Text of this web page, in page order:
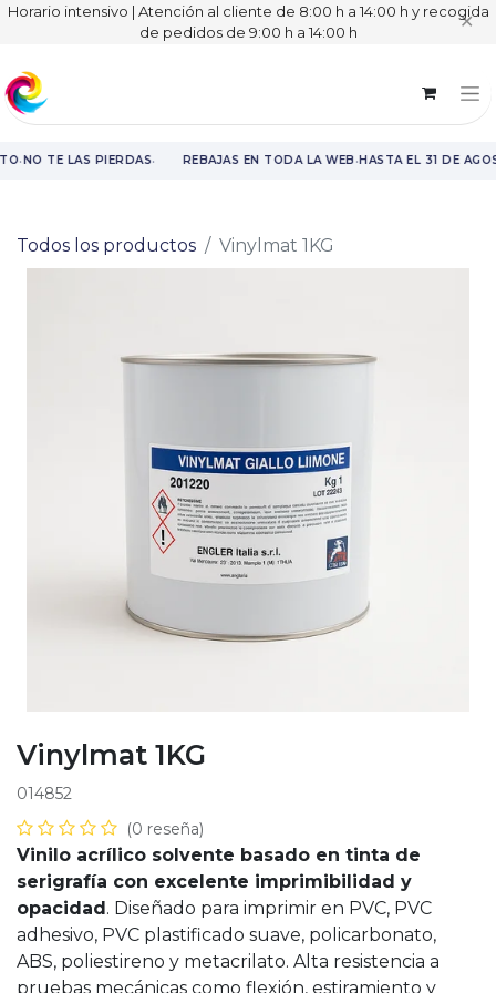
Horario intensivo | Atención al cliente de 8:00 h a 14:00 h y recogida
de pedidos de 9:00 h a 14:00 h
✕
·NO TE LAS PIERDAS· REBAJAS EN TODA LA WEB·HASTA EL 31 DE
Todos los productos Vinylmat 1KG
Vinylmat 1KG
014852
(0 reseña)
Vinilo acrílico solvente basado en tinta de
serigrafía con excelente imprimibilidad y
opacidad. Diseñado para imprimir en PVC, PVC
adhesivo, PVC plastificado suave, policarbonato,
ABS, poliestireno y metacrilato. Alta resistencia a
pruebas mecánicas como flexión, estiramiento y